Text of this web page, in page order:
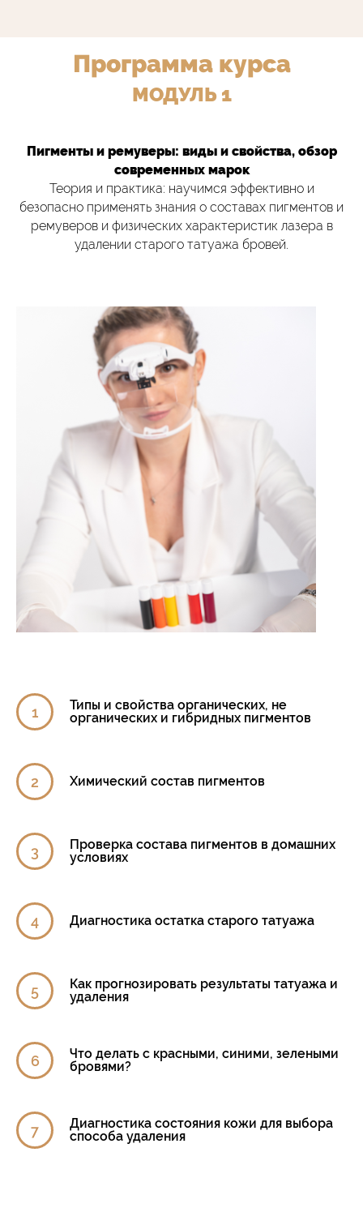
Программа курса
МОДУЛЬ 1
Пигменты и ремуверы: виды и свойства, обзор
современных марок
Теория и практика: научимся эффективно и
безопасно применять знания о составах пигментов и
ремуверов и физических характеристик лазера в
удалении старого татуажа бровей.
Типы и свойства органических, не
органических и гибридных пигментов
Химический состав пигментов
Проверка состава пигментов в домашних
условиях
Диагностика остатка старого татуажа
Как прогнозировать результаты татуажа и
удаления
Что делать с красными, синими, зелеными
бровями?
Диагностика состояния кожи для выбора
способа удаления